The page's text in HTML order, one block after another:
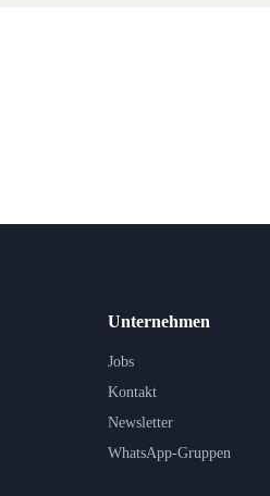
Unternehmen
Jobs
Kontakt
Newsletter
WhatsApp-Gruppen